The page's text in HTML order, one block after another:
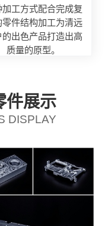
加工方式配合完成复
零件结构加工为清远
的出色产品打造出高
质量的原型。
件展示
DISPLAY